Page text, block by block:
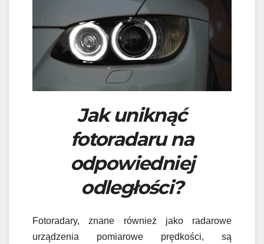
Jak uniknąć
fotoradaru na
odpowiedniej
odległości?
Fotoradary, znane również jako radarowe
urządzenia pomiarowe prędkości, są